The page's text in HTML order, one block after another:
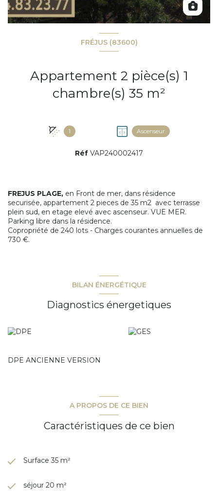
FRÉJUS (83600)
Appartement 2 pièce(s) 1
chambre(s) 35 m²
1 Ascenseur
Réf VAP240002417
FREJUS PLAGE, en Front de mer, dans résidence
securisée, appartement 2 pieces de 35 m2 avec terrasse
plein sud, en etage elevé avec ascenseur. VUE MER.
Parking libre dans la résidence.
Copropriété de 240 lots - Charges courantes annuelles de
730 €.
BILAN ÉNERGÉTIQUE
Diagnostics énergetiques
DPE ANCIENNE VERSION
A PROPOS DE CE BIEN
Caractéristiques de ce bien
Surface 35 m²
séjour 20 m²